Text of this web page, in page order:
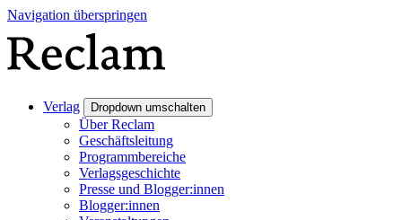
Navigation überspringen
Verlag Dropdown umschalten
Über Reclam
Geschäftsleitung
Programmbereiche
Verlagsgeschichte
Presse und Blogger:innen
Blogger:innen